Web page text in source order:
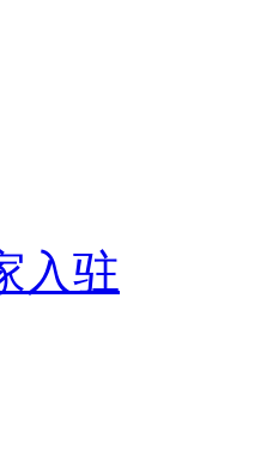
入驻